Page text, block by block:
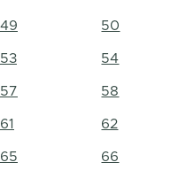
49 50
53 54
57 58
61 62
65 66